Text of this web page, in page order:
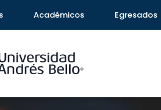
Académicos Egresados